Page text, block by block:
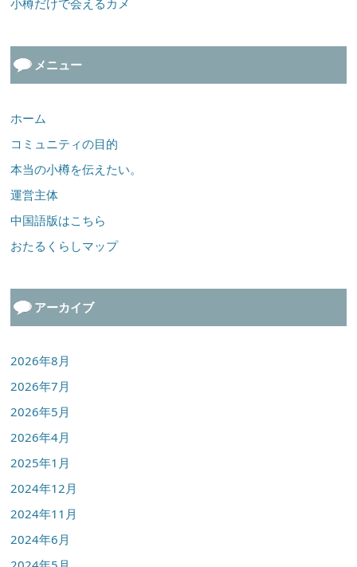
小樽だけで会えるカメ
メニュー
ホーム
コミュニティの目的
本当の小樽を伝えたい。
運営主体
中国語版はこちら
おたるくらしマップ
アーカイブ
2026年8月
2026年7月
2026年5月
2026年4月
2025年1月
2024年12月
2024年11月
2024年6月